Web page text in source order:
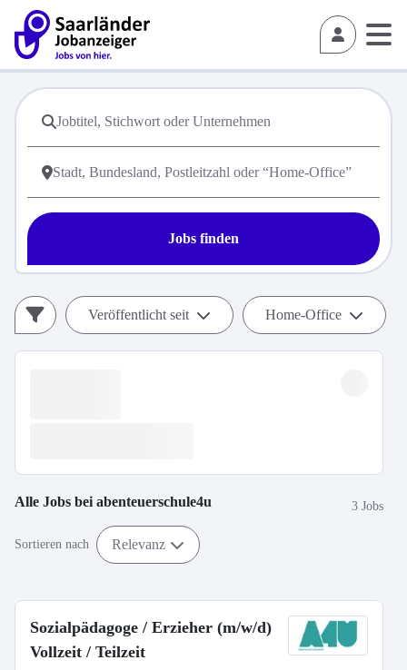
Jobs finden
Veröffentlicht seit Home-Office
Alle Jobs bei abenteuerschule4u 3 Jobs
Sortieren nach Relevanz
Sozialpädagoge / Erzieher (m/w/d)
Vollzeit / Teilzeit